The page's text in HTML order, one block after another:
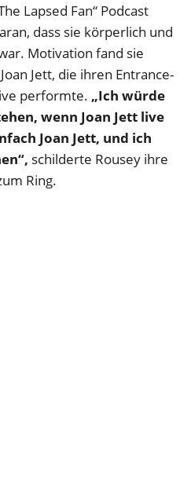
Lapsed Fan“ Podcast
dass sie körperlich und
Motivation fand sie
Jett, die ihren Entrance-
performte. „Ich würde
wenn Joan Jett live
Joan Jett, und ich
schilderte Rousey ihre
Ring.